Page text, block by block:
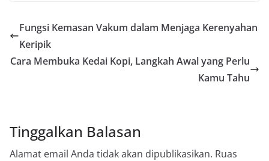
Fungsi Kemasan Vakum dalam Menjaga Kerenyahan
Keripik
Cara Membuka Kedai Kopi, Langkah Awal yang Perlu
Kamu Tahu
Tinggalkan Balasan
Alamat email Anda tidak akan dipublikasikan. Ruas